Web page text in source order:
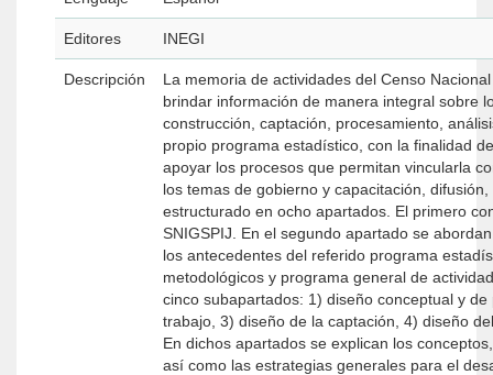
Editores INEGI
Descripción
La memoria de actividades del Censo
brindar información de manera integral sobre
construcción, captación, procesamiento,
propio programa estadístico, con la finalidad
apoyar los procesos que permitan vincularla
los temas de gobierno y capacitación, difusión, defensa y
estructurado en ocho apartados. El primero contiene el
SNIGSPIJ. En el segundo apartado se abordan los
los antecedentes del referido programa estadístico y
metodológicos y programa general de actividades. El apartado tercero corresponde al diseño del CNDHF 2020, y
cinco subapartados: 1) diseño conceptual y de productos de difusión, 2) diseño de los sistemas de producción y los flujos de
trabajo, 3) diseño de la captación, 4) diseño del procesamiento y análisis de la producción y 5) diseño del esquema de difusión.
En dichos apartados se explican los conceptos, metodologías, instrumentos de captación, protocolos y canales de intercambio,
así como las estrategias generales para el desarrollo de las fases de construcción, captación, procesamiento, análisis de la